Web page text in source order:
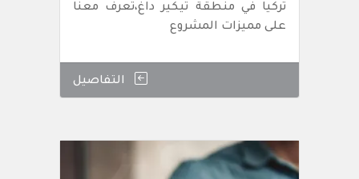
تركيا في منطقة تيكير داغ،تعرف معنا
على مميزات المشروع
التفاصيل